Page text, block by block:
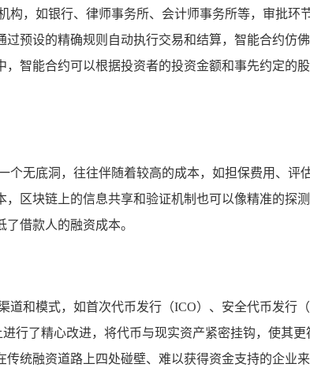
构，如银行、律师事务所、会计师事务所等，审批
预设的精确规则自动执行交易和结算，智能合约仿
智能合约可以根据投资者的投资金额和事先约定
个无底洞，往往伴随着较高的成本，如担保费用、
区块链上的信息共享和验证机制也可以像精准的探
借款人的融资成本。
道和模式，如首次代币发行（ICO）、安全代币发
行了精心改进，将代币与现实资产紧密挂钩，使其
统融资道路上四处碰壁、难以获得资金支持的企业